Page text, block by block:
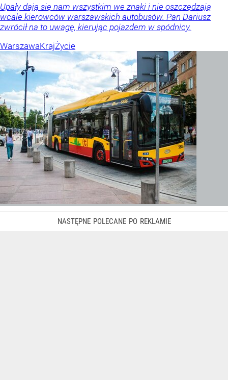
Upały dają się nam wszystkim we znaki i nie oszczędzają
wcale kierowców warszawskich autobusów. Pan Dariusz
zwrócił na to uwagę, kierując pojazdem w spódnicy.
WarszawaKrajŻycie